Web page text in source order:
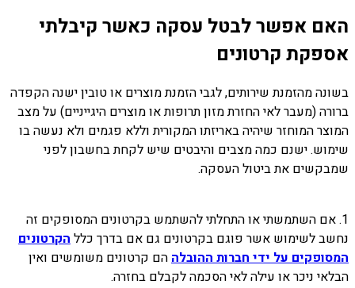
האם אפשר לבטל עסקה כאשר קיבלתי
אספקת קרטונים
בשונה מהזמנת שירותים, לגבי הזמנת מוצרים או טובין ישנה הקפדה
ברורה (מעבר לאי החזרת מזון תרופות או מוצרים היגייניים) על מצב
המוצר המוחזר שיהיה באריזתו המקורית וללא פגמים ולא נעשה בו
שימוש. ישנם כמה מצבים והיבטים שיש לקחת בחשבון לפני
שמבקשים את ביטול העסקה.
1. אם השתמשתי או התחלתי להשתמש בקרטונים המסופקים זה
נחשב לשימוש אשר פוגם בקרטונים גם אם בדרך כללהקרטונים
המסופקים על ידי חברות ההובלההם קרטונים משומשים ואין
הבלאי ניכר או עילה לאי הסכמה לקבלם בחזרה.